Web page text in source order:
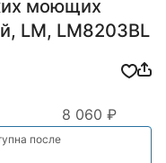
моющих
LM, LM8203BL
8 060 ₽
после